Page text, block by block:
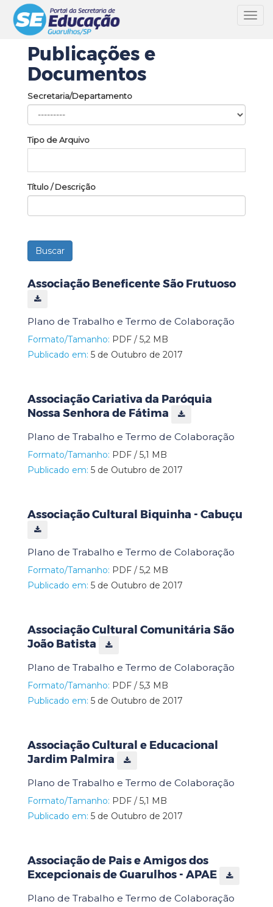
Publicações e
Documentos
Secretaria/Departamento
Tipo de Arquivo
Título / Descrição
Associação Beneficente São Frutuoso
Plano de Trabalho e Termo de Colaboração
Formato/Tamanho: PDF / 5,2 MB
Publicado em: 5 de Outubro de 2017
Associação Cariativa da Paróquia
Nossa Senhora de Fátima
Plano de Trabalho e Termo de Colaboração
Formato/Tamanho: PDF / 5,1 MB
Publicado em: 5 de Outubro de 2017
Associação Cultural Biquinha - Cabuçu
Plano de Trabalho e Termo de Colaboração
Formato/Tamanho: PDF / 5,2 MB
Publicado em: 5 de Outubro de 2017
Associação Cultural Comunitária São
João Batista
Plano de Trabalho e Termo de Colaboração
Formato/Tamanho: PDF / 5,3 MB
Publicado em: 5 de Outubro de 2017
Associação Cultural e Educacional
Jardim Palmira
Plano de Trabalho e Termo de Colaboração
Formato/Tamanho: PDF / 5,1 MB
Publicado em: 5 de Outubro de 2017
Associação de Pais e Amigos dos
Excepcionais de Guarulhos - APAE
Plano de Trabalho e Termo de Colaboração